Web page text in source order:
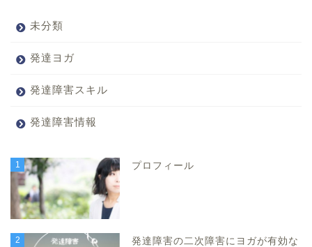
未分類
発達ヨガ
発達障害スキル
発達障害情報
1 プロフィール
2
発達障害の二次障害にヨガが有効な